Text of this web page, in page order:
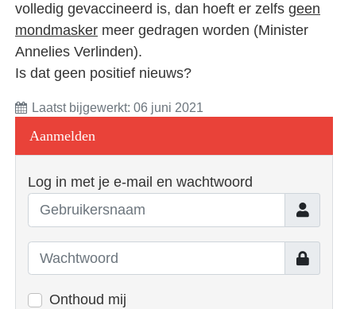
volledig gevaccineerd is, dan hoeft er zelfs geen
mondmasker meer gedragen worden (Minister
Annelies Verlinden).
Is dat geen positief nieuws?
Laatst bijgewerkt: 06 juni 2021
Aanmelden
Log in met je e-mail en wachtwoord
Toon
Onthoud mij